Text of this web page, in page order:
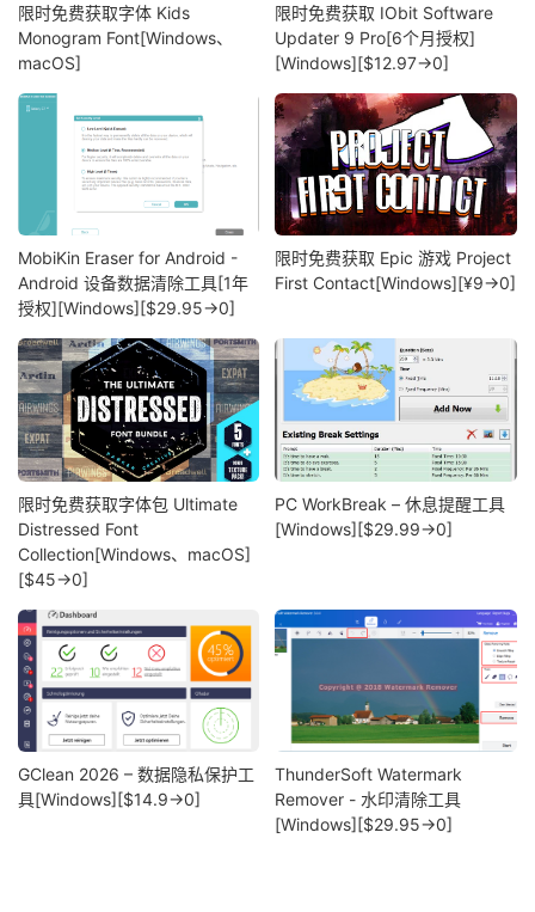
限时免费获取字体 Kids
Monogram Font[Windows、
macOS]
限时免费获取 IObit Software
Updater 9 Pro[6个月授权]
[Windows][$12.97→0]
MobiKin Eraser for Android -
Android 设备数据清除工具[1年
授权][Windows][$29.95→0]
限时免费获取 Epic 游戏 Project
First Contact[Windows][¥9→0]
限时免费获取字体包 Ultimate
Distressed Font
Collection[Windows、macOS]
[$45→0]
PC WorkBreak – 休息提醒工具
[Windows][$29.99→0]
GClean 2026 – 数据隐私保护工
具[Windows][$14.9→0]
ThunderSoft Watermark
Remover - 水印清除工具
[Windows][$29.95→0]